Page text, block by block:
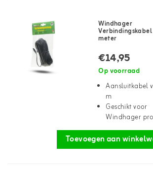
Windhager
meter
€14,95
Op voorraad
Aansluitkabel
m
Geschikt voor
Windhager
Toevoegen aan